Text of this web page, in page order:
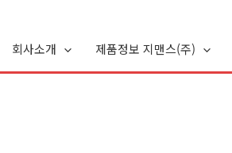
회사소개 제품정보 지맨스(주)